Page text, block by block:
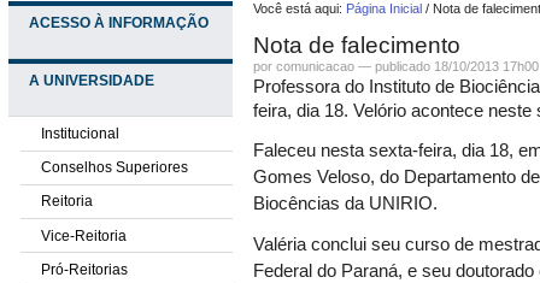
ACESSO À INFORMAÇÃO
A UNIVERSIDADE
Institucional
Conselhos Superiores
Reitoria
Vice-Reitoria
Pró-Reitorias
Você está aqui: Página Inicial / Nota de
Nota de falecimento
por comunicacao —publicado 18/10/2013
Professora do Instituto de
feira, dia 18. Velório acontece
Faleceu nesta sexta-feira, dia 18,
Gomes Veloso, do Departamento
Biocências da UNIRIO.
Valéria conclui seu curso de
Federal do Paraná, e seu